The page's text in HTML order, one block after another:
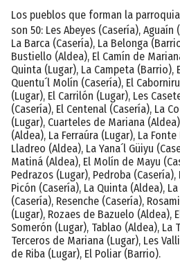
Los pueblos que forman la
son 50: Les Abeyes (Casería),
La Barca (Casería), La Belonga
Bustiello (Aldea), El Camín de
Quinta (Lugar), La Campeta (Barrio),
Quentu´l Molín (Casería), El
(Lugar), El Carrilón (Lugar), Les
(Casería), El Centenal (Casería), La
(Lugar), Cuarteles de Mariana
(Aldea), La Ferraúra (Lugar), La
Lladreo (Aldea), La Yana´l Güiyu
Matiná (Aldea), El Molín de Mayu
Pedrazos (Lugar), Pedroba (Casería),
Picón (Casería), La Quinta (Aldea),
(Casería), Resenche (Casería),
(Lugar), Rozaes de Bazuelo (Aldea),
Somerón (Lugar), Tablao (Aldea), La
Terceros de Mariana (Lugar), Les
de Riba (Lugar), El Poliar (Barrio).